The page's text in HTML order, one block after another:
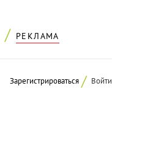
РЕКЛАМА
Зарегистрироваться Войти